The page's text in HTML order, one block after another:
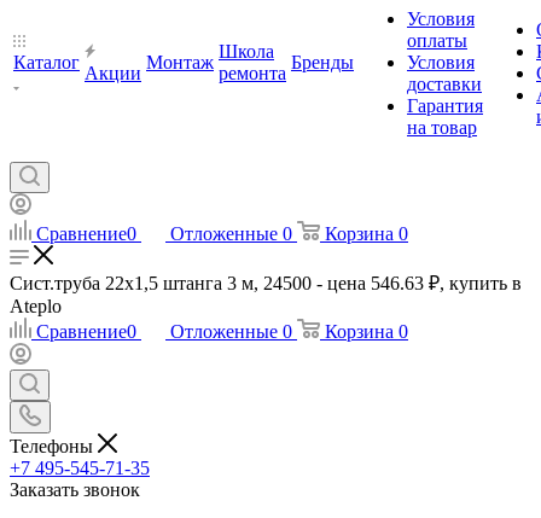
Каталог
Акции
Монтаж
Школа
ремонта
Бренды
Условия
оплаты
Условия
доставки
Гарантия
на товар
Сравнение0 Отложенные 0 Корзина 0
Сист.труба 22x1,5 штанга 3 м, 24500 - цена 546.63 ₽, купить в
Ateplo
Сравнение0 Отложенные 0 Корзина 0
Телефоны
+7 495-545-71-35
Заказать звонок